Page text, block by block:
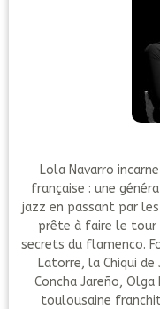
Lola Navarro
française : une
jazz en passant par
prête à faire le tour
secrets du flamenco.
Latorre, la Chiqui de
Concha Jareño,
toulousaine